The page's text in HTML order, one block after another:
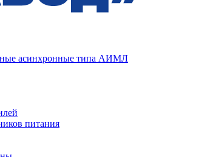
асинхронные типа АИМЛ
питания